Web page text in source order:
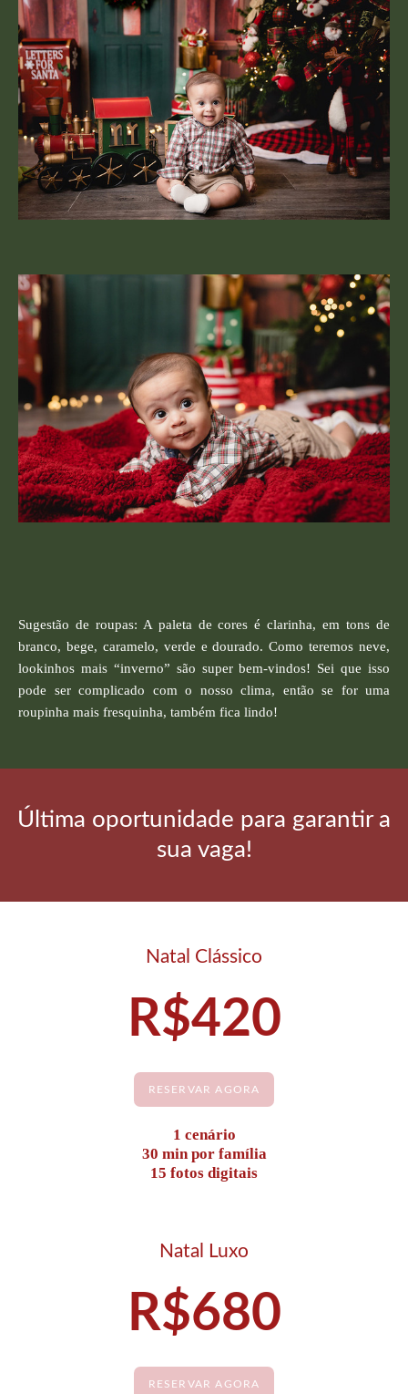
Sugestão de roupas: A paleta de cores é clarinha, em tons de
branco, bege, caramelo, verde e dourado. Como teremos neve,
lookinhos mais “inverno” são super bem-vindos! Sei que isso
pode ser complicado com o nosso clima, então se for uma
roupinha mais fresquinha, também fica lindo!
Última oportunidade para garantir a
sua vaga!
Natal Clássico
R$420
RESERVAR AGORA
1 cenário
30 min por família
15 fotos digitais
Natal Luxo
R$680
RESERVAR AGORA